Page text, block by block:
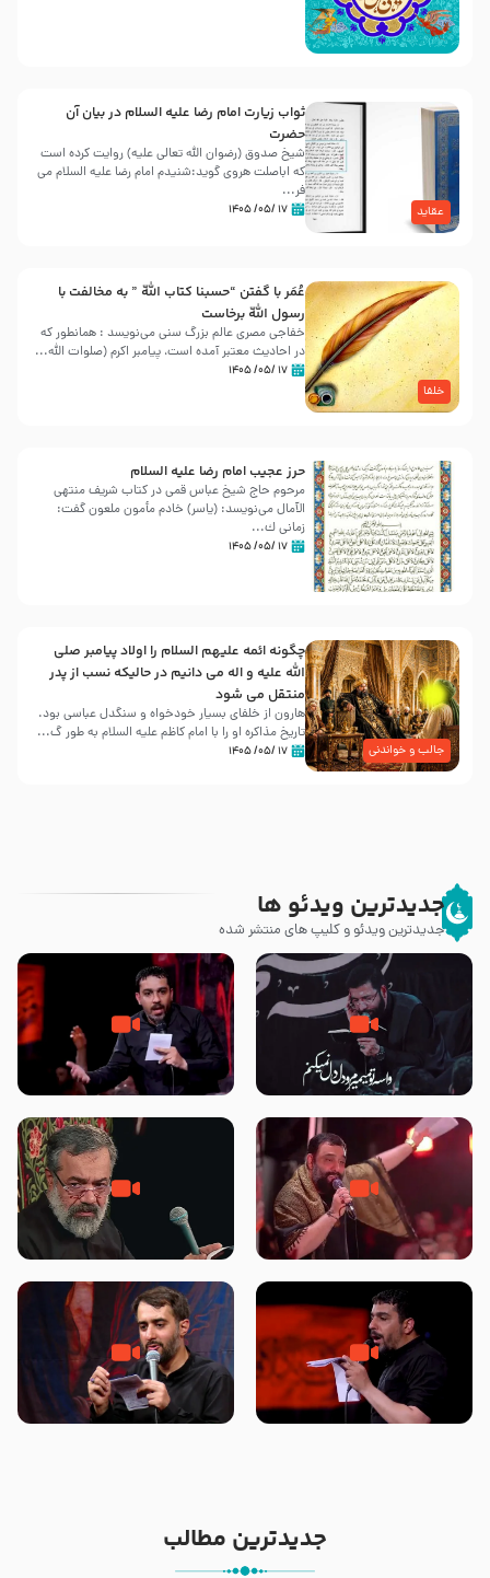
عقاید
ثواب زیارت امام رضا علیه السلام در بیان آن
حضرت
شیخ صدوق (رضوان الله تعالی علیه) روایت کرده است
که اباصلت هروی گوید:شنیدم امام رضا علیه السلام می
فر...
۱۷ /۰۵/ ۱۴۰۵
خلفا
عُمَر با گفتن “حسبنا كتاب اللّه ” به مخالفت با
رسول اللّه برخاست
خفاجی مصری عالم بزرگ سنی می‌نویسد : همانطور که
در احادیث معتبر آمده است، پیامبر اکرم (صلوات اللّه...
۱۷ /۰۵/ ۱۴۰۵
حرز عجیب امام رضا علیه السلام
مرحوم حاج شیخ عباس قمی در کتاب شریف منتهی
الآمال می‌نویسد: (ياسر) خادم مأمون ملعون گفت:
زمانى ك...
۱۷ /۰۵/ ۱۴۰۵
جالب و خواندنی
چگونه ائمه علیهم السلام را اولاد پیامبر صلی
الله علیه و اله می دانیم در حالیکه نسب از پدر
منتقل می شود
هارون از خلفای بسیار خودخواه و سنگدل عباسی بود.
تاریخ مذاکره او را با امام کاظم علیه السلام به طور گ...
۱۷ /۰۵/ ۱۴۰۵
جدیدترین ویدئو ها
جدیدترین ویدئو و کلیپ های منتشر شده
مصداق کربلا – حاج حسین سیب
سرخی
شور ، حسینا! به‌ حق زهرا «أُنْظُرْ
إِلَینا» – عزاداری شب هفتم ماه
جانا جانا ابی عبدالله – کربلایی جواد
مقدم – شب هشتم محرم 1448 –
مادر منم مثل تو خمیدم – حاج
محمود کریمی – شهادت حضرت
هیئت رایة العباس علیه السلام
تک ، عبّاس، صاحب دل‌هاست –
حاج حنیف طاهری – عزاداری شب
من غلام نوکراتم من عاشق کربلاتم
– شور زمینه – شب هفتم – محرم
جدیدترین مطالب